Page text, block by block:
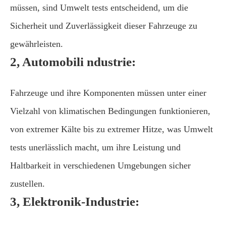
müssen, sind Umwelt tests entscheidend, um die
Sicherheit und Zuverlässigkeit dieser Fahrzeuge zu
gewährleisten.
2, Automobili ndustrie:
Fahrzeuge und ihre Komponenten müssen unter einer
Vielzahl von klimatischen Bedingungen funktionieren,
von extremer Kälte bis zu extremer Hitze, was Umwelt
tests unerlässlich macht, um ihre Leistung und
Haltbarkeit in verschiedenen Umgebungen sicher
zustellen.
3, Elektronik-Industrie: